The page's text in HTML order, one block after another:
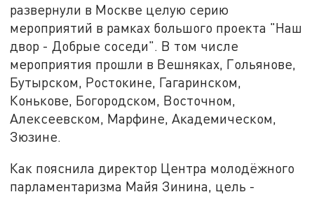
развернули в Москве целую серию
мероприятий в рамках большого проекта "Наш
двор - Добрые соседи". В том числе
мероприятия прошли в Вешняках, Гольянове,
Бутырском, Ростокине, Гагаринском,
Конькове, Богородском, Восточном,
Алексеевском, Марфине, Академическом,
Зюзине.
Как пояснила директор Центра молодёжного
парламентаризма Майя Зинина, цель -